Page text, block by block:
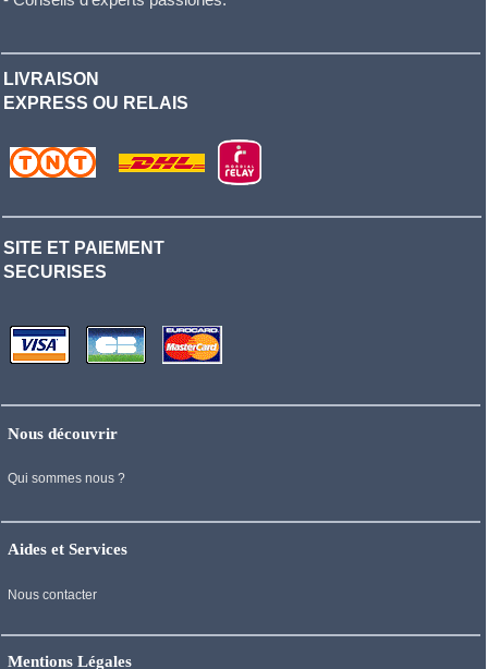
LIVRAISON
EXPRESS OU RELAIS
SITE ET PAIEMENT
SECURISES
Nous découvrir
Qui sommes nous ?
Aides et Services
Nous contacter
Mentions Légales